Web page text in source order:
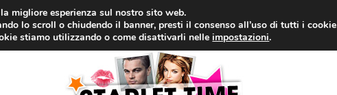
migliore esperienza sul nostro sito web.
lo scroll o chiudendo il banner, presti il consenso all’uso di tutti i cookie
stiamo utilizzando o come disattivarli nelleimpostazioni.